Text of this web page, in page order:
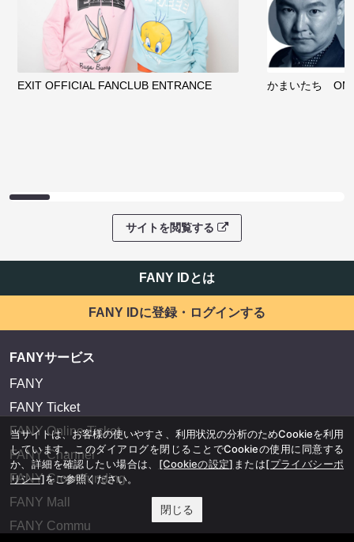
EXIT OFFICIAL FANCLUB ENTRANCE かまいたち
サイトを閲覧する
FANY IDとは
FANY IDに登録・ログインする
FANYサービス
FANY
FANY Ticket
FANY Online Ticket
FANY Channel
FANY Crowdfunding
FANY Mall
FANY Commu
当サイトは、お客様の使いやすさ、利用状況の分析のためCookieを利用
しています。このダイアログを閉じることでCookieの使用に同意する
か、詳細を確認したい場合は、 [Cookieの設定] または[プライバシーポ
リシー]をご参照ください。
閉じる